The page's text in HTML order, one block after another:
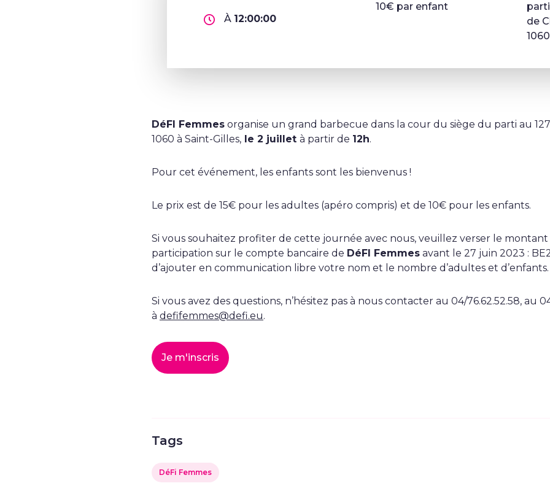
À 12:00:00
10€ par enfant
de
DéFI Femmes organise un grand barbecue dans la cour du siège du parti au
1060 à Saint-Gilles, le 2 juillet à partir de 12h.
Pour cet événement, les enfants sont les bienvenus !
Le prix est de 15€ pour les adultes (apéro compris) et de 10€ pour les enfants.
Si vous souhaitez profiter de cette journée avec nous, veuillez verser le
participation sur le compte bancaire de DéFI Femmes avant le 27 juin 2023 :
d’ajouter en communication libre votre nom et le nombre d’adultes et d’enfants.
Si vous avez des questions, n’hésitez pas à nous contacter au 04/76.62.52.58, au
à defifemmes@defi.eu.
Je m'inscris
Tags
DéFi Femmes